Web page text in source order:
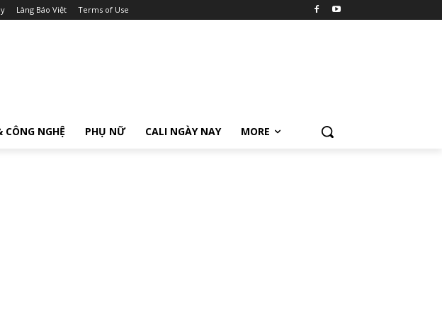
Làng Báo Việt Terms of Use
CÔNG NGHỆ PHỤ NỮ CALI NGÀY NAY MORE